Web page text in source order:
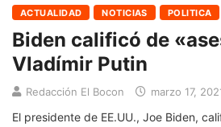
ACTUALIDAD NOTICIAS POLITICA
Biden calificó de
Vladímir Putin
Redacción El Bocon marzo 17,
El presidente de EE.UU., Joe Biden,